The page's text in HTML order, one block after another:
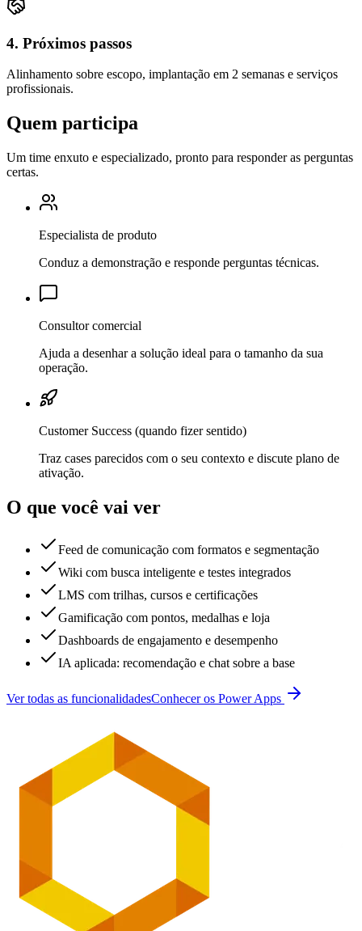
4. Próximos passos
Alinhamento sobre escopo, implantação em 2 semanas e serviços
profissionais.
Quem participa
Um time enxuto e especializado, pronto para responder as perguntas
certas.
Especialista de produto
Conduz a demonstração e responde perguntas técnicas.
Consultor comercial
Ajuda a desenhar a solução ideal para o tamanho da sua
operação.
Customer Success (quando fizer sentido)
Traz cases parecidos com o seu contexto e discute plano de
ativação.
O que você vai ver
Feed de comunicação com formatos e segmentação
Wiki com busca inteligente e testes integrados
LMS com trilhas, cursos e certificações
Gamificação com pontos, medalhas e loja
Dashboards de engajamento e desempenho
IA aplicada: recomendação e chat sobre a base
Ver todas as funcionalidadesConhecer os Power Apps